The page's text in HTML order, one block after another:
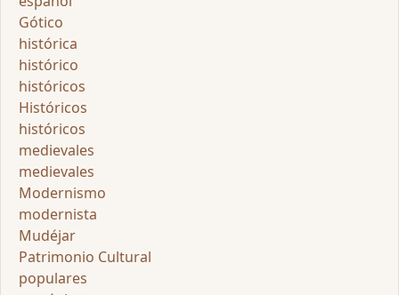
Gótico
histórica
histórico
históricos
Históricos
históricos
medievales
medievales
Modernismo
modernista
Mudéjar
Patrimonio Cultural
populares